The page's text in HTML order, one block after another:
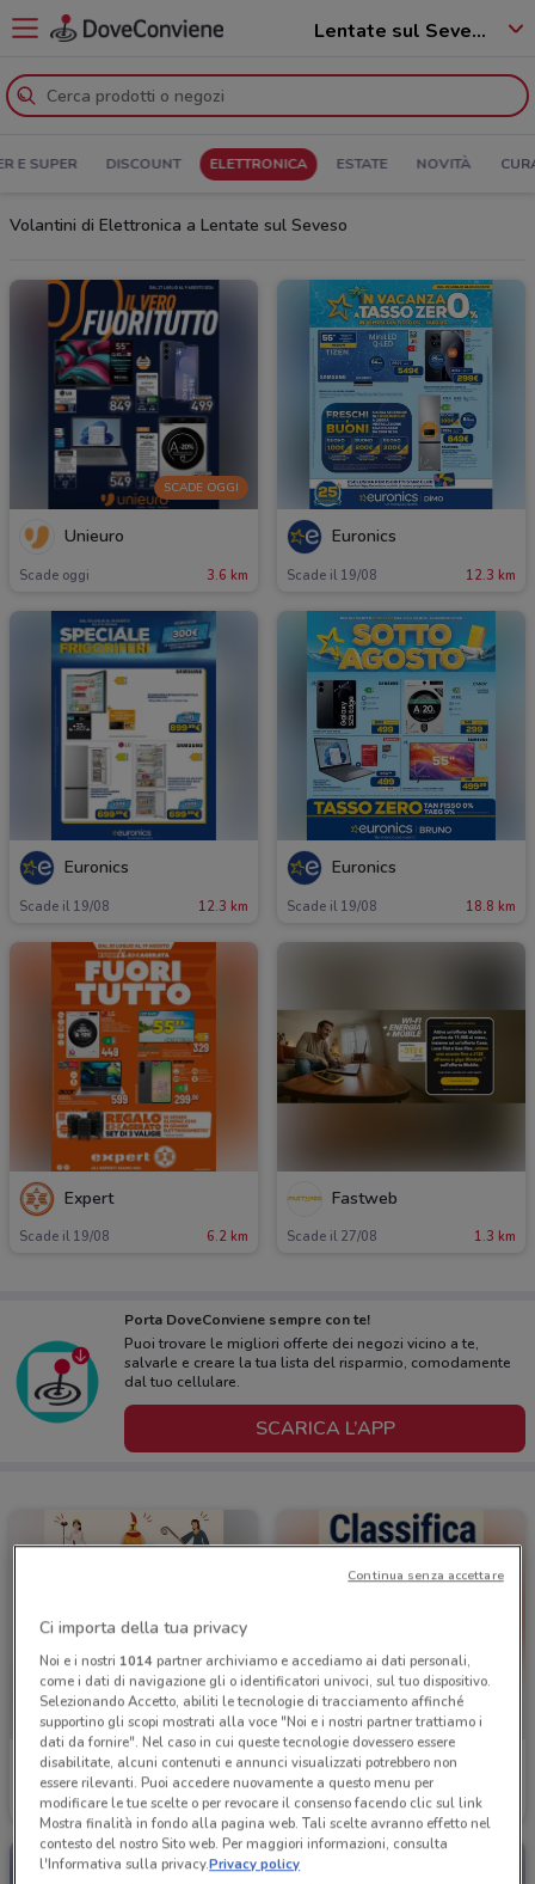
Lentate sul Seveso - 20823
E SUPER DISCOUNT ELETTRONICA ESTATE NOVITÀ
Volantini di Elettronica a Lentate sul Seveso
SCADE OGGI
Unieuro
Scade oggi 3.6 km
Euronics
Scade il 19/08 12.3 km
Euronics
Scade il 19/08 12.3 km
Euronics
Scade il 19/08 18.8 km
Expert
Scade il 19/08 6.2 km
Fastweb
Scade il 27/08 1.3 km
Porta DoveConviene sempre con te!
Puoi trovare le migliori offerte dei negozi vicino a te,
salvarle e creare la tua lista del risparmio, comodamente
dal tuo cellulare.
SCARICA L’APP
Giunti al Punto
Scade il 16/08 1.9 km
Giunti al Punto
Scade il 16/08 1.9 km
Ci importa della tua privacy
Noi e i nostri 1014partner archiviamo e accediamo ai dati personali,
come i dati di navigazione gli o identificatori univoci, sul tuo dispositivo.
Selezionando Accetto, abiliti le tecnologie di tracciamento affinché
supportino gli scopi mostrati alla voce "Noi e i nostri partner trattiamo i
dati da fornire". Nel caso in cui queste tecnologie dovessero essere
disabilitate, alcuni contenuti e annunci visualizzati potrebbero non
essere rilevanti. Puoi accedere nuovamente a questo menu per
modificare le tue scelte o per revocare il consenso facendo clic sul link
Mostra finalità in fondo alla pagina web. Tali scelte avranno effetto nel
contesto del nostro Sito web. Per maggiori informazioni, consulta
l'Informativa sulla privacy.Privacy policy
Continua senza accettare